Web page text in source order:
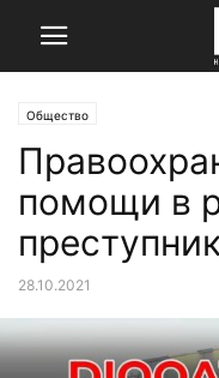
Общество
помощи в
28.10.2021